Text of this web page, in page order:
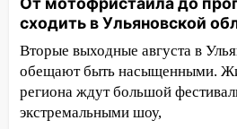
13:10 В Заволжском
упало во дворе
13:08 Ураган ударил по
сорванные крыши,
затопленные улицы и
сходить в Ульяновской
Вторые выходные августа в
обещают быть насыщенными.
региона ждут большой
экстремальными шоу,